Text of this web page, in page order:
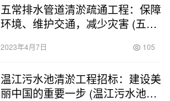
五常排水管道清淤疏通工程：保障
环境、维护交通，减少灾害 (五常
2023年4月7日 105
温江污水池清淤工程招标：建设美
丽中国的重要一步 (温江污水池清